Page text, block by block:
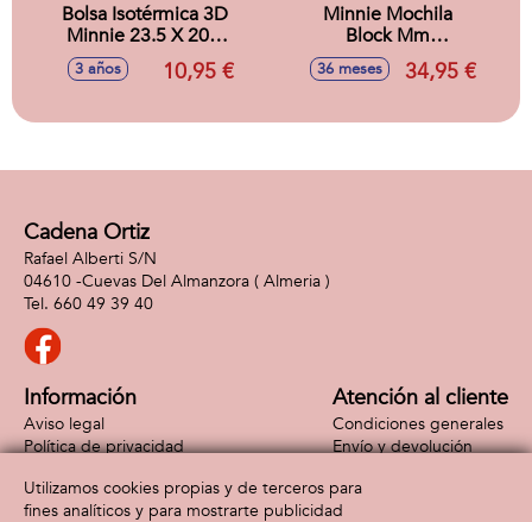
Bolsa Isotérmica 3D
Minnie 23.5 X 20.0
X 10.0 Cm
3 años 10,95 €
Minnie Mochila
Block Mm
44X30X18Cm
36 meses 34,95 €
Cadena Ortiz
Rafael Alberti S/N
04610 -Cuevas Del Almanzora ( Almeria )
660 49 39 40
Información
Aviso legal
Política de privacidad
Atención al cliente
Condiciones generales
Envío y devolución
Formas de pago
Utilizamos cookies propias y de terceros para
fines analíticos y para mostrarte publicidad